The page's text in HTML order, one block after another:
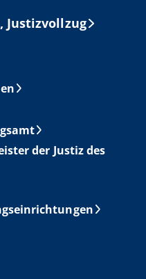
Justizvollzug
der Justiz des